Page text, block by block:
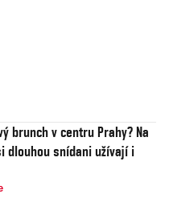
brunch v centru Prahy? Na
dlouhou snídani užívají i